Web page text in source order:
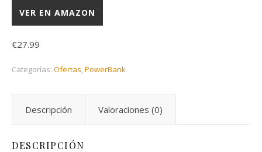
VER EN AMAZON
€27.99
Categorías: Ofertas,PowerBank
Descripción Valoraciones (0)
DESCRIPCIÓN